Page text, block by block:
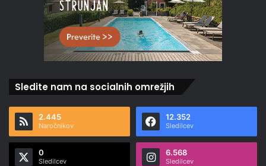
Sledite nam na socialnih omrežjih
2.445
Naročnikov
12.352
Sledilcev
0
Sledilcev
6.568
Sledilcev